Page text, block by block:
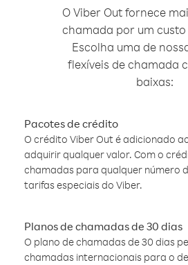
O Viber Out fornece
chamada por um custo
Escolha uma de
flexíveis de chamada
baixas:
Pacotes de crédito
O crédito Viber Out é adicionado
adquirir qualquer valor. Com o
chamadas para qualquer número
tarifas especiais do Viber.
Planos de chamadas de 30 dias
O plano de chamadas de 30 dias
chamadas internacionais para o